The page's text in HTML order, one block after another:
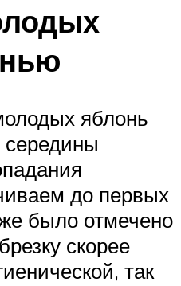
яблонь
середины
до первых
было отмечено
скорее
так